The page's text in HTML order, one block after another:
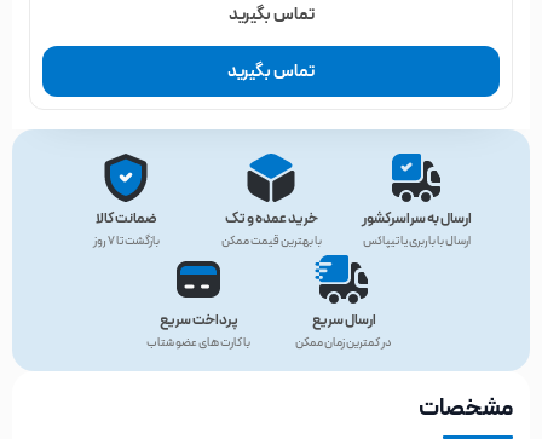
تماس بگیرید
تماس بگیرید
ارسال به سراسرکشور
ارسال با باربری یا تیپاکس
خرید عمده و تک
با بهترین قیمت ممکن
ضمانت کالا
بازگشت تا ۷ روز
ارسال سریع
در کمترین زمان ممکن
پرداخت سریع
با کارت های عضو شتاب
مشخصات